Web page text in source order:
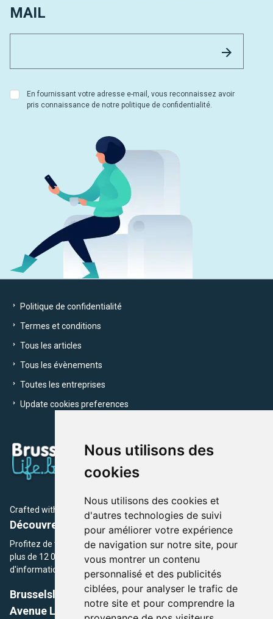
Nous utilisons des
cookies
Nous utilisons des cookies et
d'autres technologies de suivi
pour améliorer votre expérience
de navigation sur notre site, pour
vous montrer un contenu
personnalisé et des publicités
ciblées, pour analyser le trafic de
notre site et pour comprendre la
MAIL
En fournissant votre adresse e-mail, vous reconnaissez avoir
pris connaissance de notre politique de confidentialité.
Politique de confidentialité
Termes et conditions
Tous les articles
Tous les évènements
Toutes les entreprises
Update cookies preferences
Crafted with by Brusselslife Team
Découvrez plus de 12 000 adresses et événements
Profitez de toutes les sections de BrusselsLife.be et découvrez
plus de 12 000 adresses et un grand choix d'événements,
d'informations et de conseils et astuces de notre écriture.
Brusselslife.be
Avenue Louise, 500 -1050 Ixelles, Brussels,